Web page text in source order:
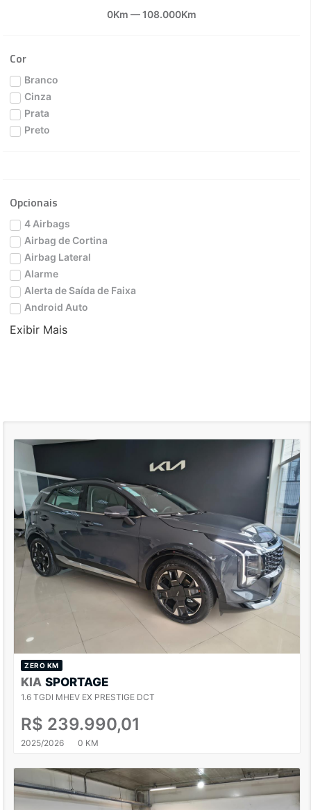
0Km —108.000Km
Cor
Branco
Cinza
Prata
Preto
Opcionais
4 Airbags
Airbag de Cortina
Airbag Lateral
Alarme
Alerta de Saída de Faixa
Android Auto
Exibir Mais
ZERO KM
KIA SPORTAGE
1.6 TGDI MHEV EX PRESTIGE DCT
R$ 239.990,01
2025/2026 0 KM